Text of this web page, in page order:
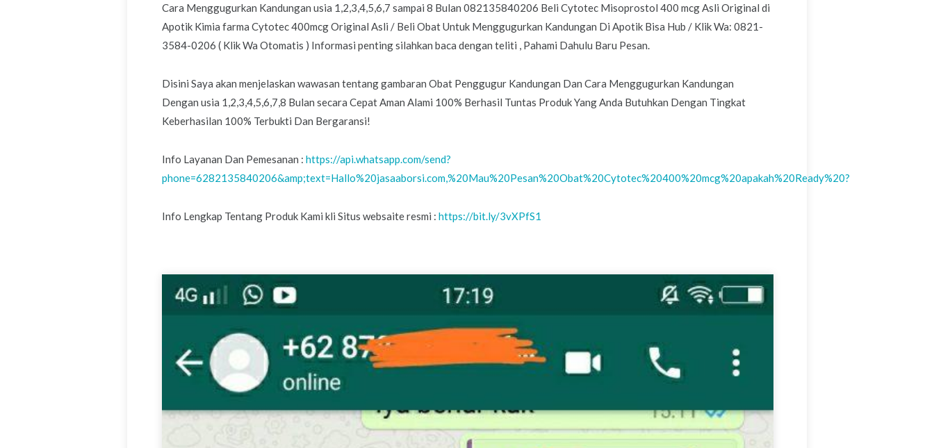
Cara Menggugurkan Kandungan usia 1,2,3,4,5,6,7 sampai 8 Bulan 082135840206 Beli Cytotec Misoprostol 400 mcg Asli Original di
Apotik Kimia farma Cytotec 400mcg Original Asli / Beli Obat Untuk Menggugurkan Kandungan Di Apotik Bisa Hub / Klik Wa: 0821-
3584-0206 ( Klik Wa Otomatis ) Informasi penting silahkan baca dengan teliti , Pahami Dahulu Baru Pesan.
Disini Saya akan menjelaskan wawasan tentang gambaran Obat Penggugur Kandungan Dan Cara Menggugurkan Kandungan
Dengan usia 1,2,3,4,5,6,7,8 Bulan secara Cepat Aman Alami 100% Berhasil Tuntas Produk Yang Anda Butuhkan Dengan Tingkat
Keberhasilan 100% Terbukti Dan Bergaransi!
Info Layanan Dan Pemesanan : https://api.whatsapp.com/send?
phone=6282135840206&amp;text=Hallo%20jasaaborsi.com,%20Mau%20Pesan%20Obat%20Cytotec%20400%20mcg%20apakah%20Ready%20?
Info Lengkap Tentang Produk Kami kli Situs websaite resmi : https://bit.ly/3vXPfS1